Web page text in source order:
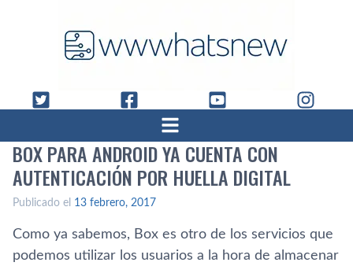
BOX PARA ANDROID YA CUENTA CON
AUTENTICACIÓN POR HUELLA DIGITAL
Publicado el 13 febrero, 2017
Como ya sabemos, Box es otro de los servicios que
podemos utilizar los usuarios a la hora de almacenar